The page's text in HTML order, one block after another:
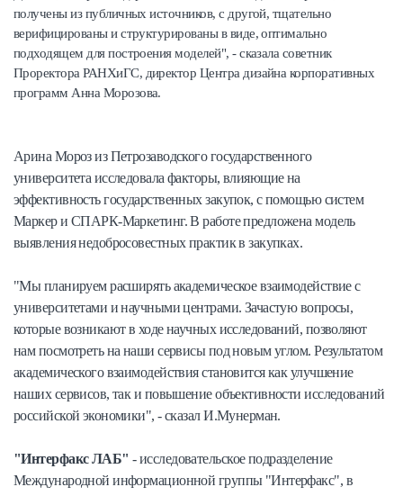
получены из публичных источников, с другой, тщательно
верифицированы и структурированы в виде, оптимально
подходящем для построения моделей", - сказала советник
Проректора РАНХиГС, директор Центра дизайна корпоративных
программ Анна Морозова.
Арина Мороз из Петрозаводского государственного
университета исследовала факторы, влияющие на
эффективность государственных закупок, с помощью систем
Маркер и СПАРК-Маркетинг. В работе предложена модель
выявления недобросовестных практик в закупках.
"Мы планируем расширять академическое взаимодействие с
университетами и научными центрами. Зачастую вопросы,
которые возникают в ходе научных исследований, позволяют
нам посмотреть на наши сервисы под новым углом. Результатом
академического взаимодействия становится как улучшение
наших сервисов, так и повышение объективности исследований
российской экономики", - сказал И.Мунерман.
"Интерфакс ЛАБ" - исследовательское подразделение
Международной информационной группы "Интерфакс", в